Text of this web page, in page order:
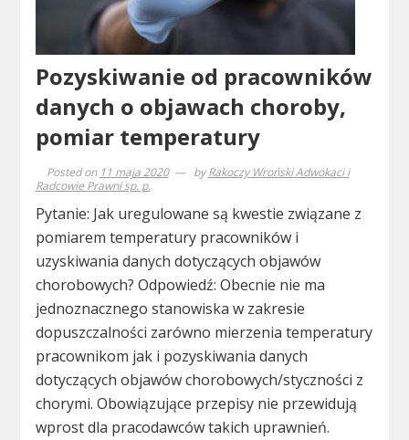
Pozyskiwanie od pracowników
danych o objawach choroby,
pomiar temperatury
Posted on 11 maja 2020 byRakoczy Wroński Adwokaci i
Radcowie Prawni sp. p.
Pytanie: Jak uregulowane są kwestie związane z
pomiarem temperatury pracowników i
uzyskiwania danych dotyczących objawów
chorobowych? Odpowiedź: Obecnie nie ma
jednoznacznego stanowiska w zakresie
dopuszczalności zarówno mierzenia temperatury
pracownikom jak i pozyskiwania danych
dotyczących objawów chorobowych/styczności z
chorymi. Obowiązujące przepisy nie przewidują
wprost dla pracodawców takich uprawnień.